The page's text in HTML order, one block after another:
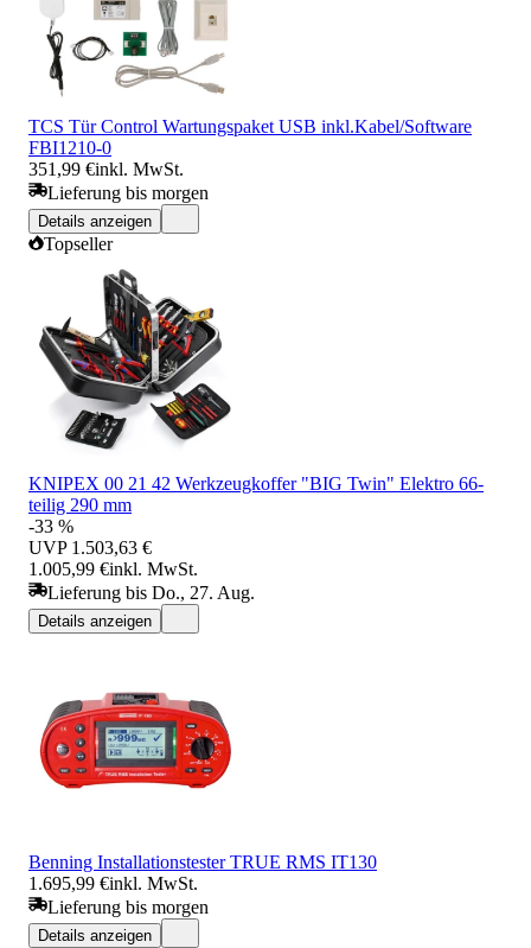
TCS Tür Control Wartungspaket USB inkl.Kabel/Software
FBI1210-0
351,99 €inkl. MwSt.
Lieferung bis morgen
Details anzeigen
Topseller
KNIPEX 00 21 42 Werkzeugkoffer "BIG Twin" Elektro 66-
teilig 290 mm
-33 %
UVP 1.503,63 €
1.005,99 €inkl. MwSt.
Lieferung bis Do., 27. Aug.
Details anzeigen
Benning Installationstester TRUE RMS IT130
1.695,99 €inkl. MwSt.
Lieferung bis morgen
Details anzeigen